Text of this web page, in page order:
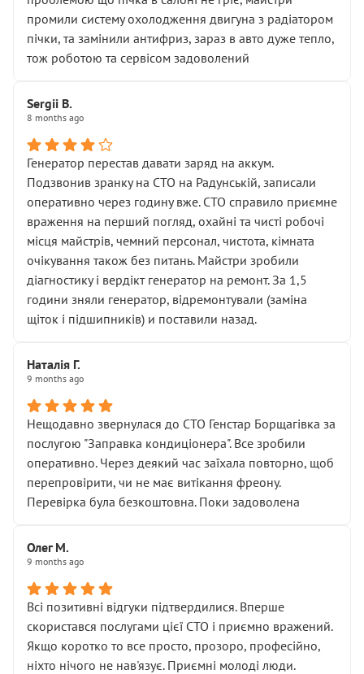
промили систему охолодження двигуна з радіатором
пічки, та замінили антифриз, зараз в авто дуже тепло,
тож роботою та сервісом задоволений
Sergii B.
8 months ago
Генератор перестав давати заряд на аккум.
Подзвонив зранку на СТО на Радунській, записали
оперативно через годину вже. СТО справило приємне
враження на перший погляд, охайні та чисті робочі
місця майстрів, чемний персонал, чистота, кімната
очікування також без питань. Майстри зробили
діагностику і вердікт генератор на ремонт. За 1,5
години зняли генератор, відремонтували (заміна
щіток і підшипників) и поставили назад.
Наталія Г.
9 months ago
Нещодавно звернулася до СТО Генстар Борщагівка за
послугою "Заправка кондиціонера". Все зробили
оперативно. Через деякий час заїхала повторно, щоб
перепровірити, чи не має витікання фреону.
Перевірка була безкоштовна. Поки задоволена
Олег М.
9 months ago
Всі позитивні відгуки підтвердилися. Вперше
скористався послугами цієї СТО і приємно вражений.
Якщо коротко то все просто, прозоро, професійно,
ніхто нічого не нав'язує. Приємні молоді люди.